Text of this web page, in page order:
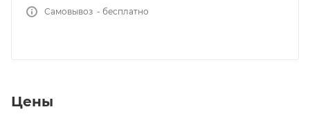
Самовывоз - бесплатно
Цены